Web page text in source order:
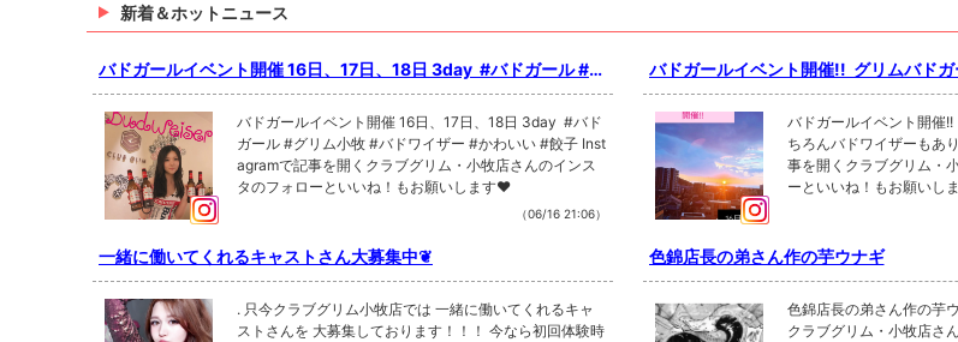
新着＆ホットニュース
バドガールイベント開催 16日、17日、18日 3day ⁡ #バドガール #グ
リム小牧 #バドワイザー #かわいい #餃子
バドガールイベント開催 16日、17日、18日 3day ⁡ #バド
ガール #グリム小牧 #バドワイザー #かわいい #餃子 Inst
agramで記事を開くクラブグリム・小牧店さんのインス
タのフォローといいね！もお願いします❤︎
（06/16 21:06）
バドガールイベント開催!! ⁡ グリムバド
ドワイザーもありますよー！！ ⁡
バドガールイベント開催
ちろんバドワイザーもあ
事を開くクラブグリム・
ーといいね！もお願いし
一緒に働いてくれるキャストさん大募集中❦
. 只今クラブグリム小牧店では 一緒に働いてくれるキャ
ストさんを 大募集しております！！！ 今なら初回体験時
色錦店長の弟さん作の芋ウナギ
色錦店長の弟さん作の芋
クラブグリム・小牧店さ